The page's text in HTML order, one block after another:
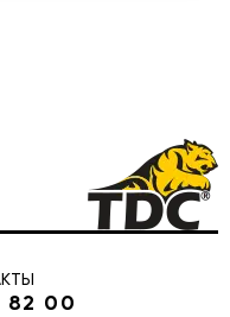
82 00